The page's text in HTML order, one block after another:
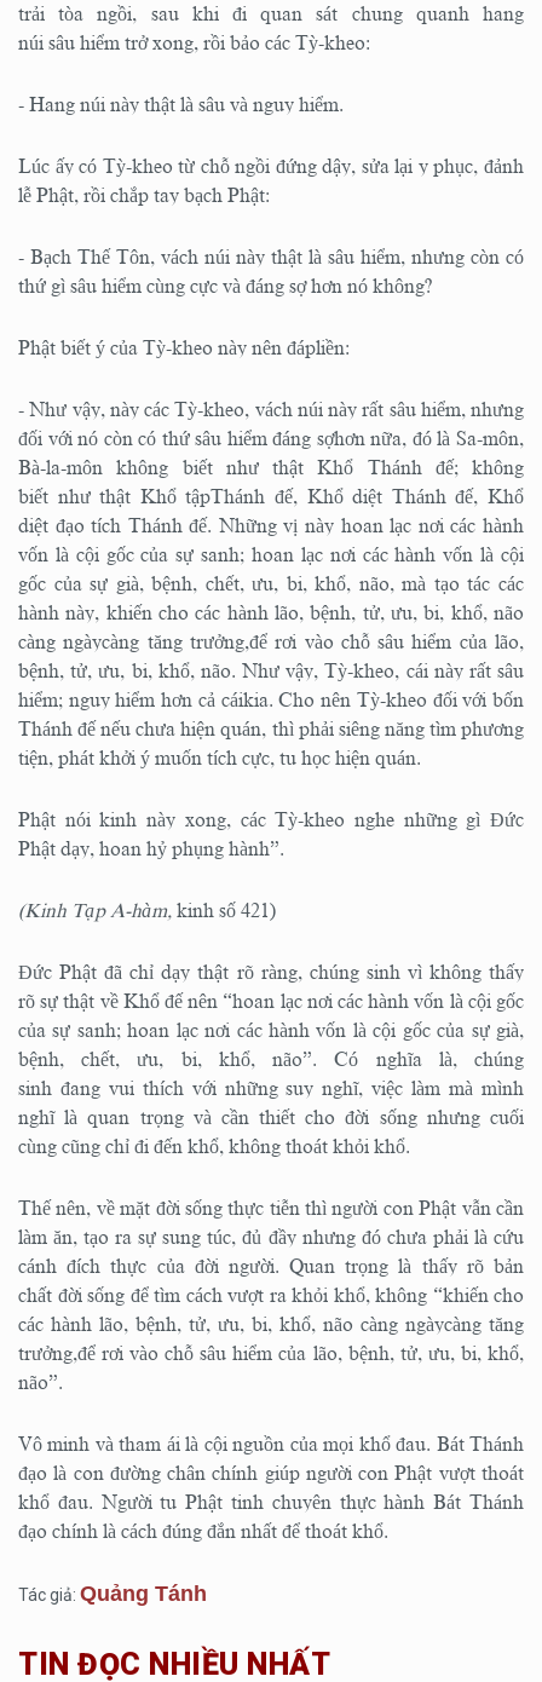
trải tòa ngồi, sau khi đi quan sát chung quanh hang
núi sâu hiểm trở xong, rồi bảo các Tỳ-kheo:
- Hang núi này thật là sâu và nguy hiểm.
Lúc ấy có Tỳ-kheo từ chỗ ngồi đứng dậy, sửa lại y phục, đảnh
lễ Phật, rồi chắp tay bạch Phật:
- Bạch Thế Tôn, vách núi này thật là sâu hiểm, nhưng còn có
thứ gì sâu hiểm cùng cực và đáng sợ hơn nó không?
Phật biết ý của Tỳ-kheo này nên đápliền:
- Như vậy, này các Tỳ-kheo, vách núi này rất sâu hiểm, nhưng
đối với nó còn có thứ sâu hiểm đáng sợhơn nữa, đó là Sa-môn,
Bà-la-môn không biết như thật Khổ Thánh đế; không
biết như thật Khổ tậpThánh đế, Khổ diệt Thánh đế, Khổ
diệt đạo tích Thánh đế. Những vị này hoan lạc nơi các hành
vốn là cội gốc của sự sanh; hoan lạc nơi các hành vốn là cội
gốc của sự già, bệnh, chết, ưu, bi, khổ, não, mà tạo tác các
hành này, khiến cho các hành lão, bệnh, tử, ưu, bi, khổ, não
càng ngàycàng tăng trưởng,để rơi vào chỗ sâu hiểm của lão,
bệnh, tử, ưu, bi, khổ, não. Như vậy, Tỳ-kheo, cái này rất sâu
hiểm; nguy hiểm hơn cả cáikia. Cho nên Tỳ-kheo đối với bốn
Thánh đế nếu chưa hiện quán, thì phải siêng năng tìm phương
tiện, phát khởi ý muốn tích cực, tu học hiện quán.
Phật nói kinh này xong, các Tỳ-kheo nghe những gì Đức
Phật dạy, hoan hỷ phụng hành”.
(Kinh Tạp A-hàm, kinh số 421)
Đức Phật đã chỉ dạy thật rõ ràng, chúng sinh vì không thấy
rõ sự thật về Khổ đế nên “hoan lạc nơi các hành vốn là cội gốc
của sự sanh; hoan lạc nơi các hành vốn là cội gốc của sự già,
bệnh, chết, ưu, bi, khổ, não”. Có nghĩa là, chúng
sinh đang vui thích với những suy nghĩ, việc làm mà mình
nghĩ là quan trọng và cần thiết cho đời sống nhưng cuối
cùng cũng chỉ đi đến khổ, không thoát khỏi khổ.
Thế nên, về mặt đời sống thực tiễn thì người con Phật vẫn cần
làm ăn, tạo ra sự sung túc, đủ đầy nhưng đó chưa phải là cứu
cánh đích thực của đời người. Quan trọng là thấy rõ bản
chất đời sống để tìm cách vượt ra khỏi khổ, không “khiến cho
các hành lão, bệnh, tử, ưu, bi, khổ, não càng ngàycàng tăng
trưởng,để rơi vào chỗ sâu hiểm của lão, bệnh, tử, ưu, bi, khổ,
não”.
Vô minh và tham ái là cội nguồn của mọi khổ đau. Bát Thánh
đạo là con đường chân chính giúp người con Phật vượt thoát
khổ đau. Người tu Phật tinh chuyên thực hành Bát Thánh
đạo chính là cách đúng đắn nhất để thoát khổ.
Tác giả: Quảng Tánh
TIN ĐỌC NHIỀU NHẤT